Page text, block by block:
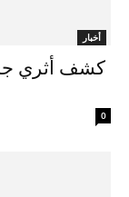
أخبار
كشف أثري
0